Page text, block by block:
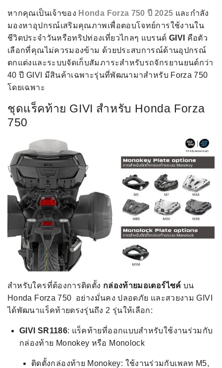
หากคุณเป็นเจ้าของ Honda Forza 750 ปี 2025 และกำลัง
มองหาอุปกรณ์เสริมคุณภาพเพื่อตอบโจทย์การใช้งานใน
ชีวิตประจำวันหรือทริปท่องเที่ยวไกลๆ แบรนด์ GIVI คือตัว
เลือกที่คุณไม่ควรมองข้าม ด้วยประสบการณ์ด้านอุปกรณ์
ตกแต่งและระบบจัดเก็บสัมภาระสำหรับรถจักรยานยนต์กว่า
40 ปี GIVI มีสินค้าเฉพาะรุ่นที่พัฒนามาสำหรับ Forza 750
โดยเฉพาะ
ชุดแร็คท้าย GIVI สำหรับ Honda Forza
750
สำหรับใครที่ต้องการติดตั้ง กล่องท้ายมอเตอร์ไซค์ บน
Honda Forza 750 อย่างมั่นคง ปลอดภัย และสวยงาม GIVI
ได้พัฒนาแร็คท้ายตรงรุ่นถึง 2 รุ่นให้เลือก:
GIVI SR1186: แร็คท้ายที่ออกแบบสำหรับใช้งานร่วมกับ
กล่องท้าย Monokey หรือ Monolock
ติดตั้งกล่องท้าย Monokey: ใช้งานร่วมกับเพลท M5,